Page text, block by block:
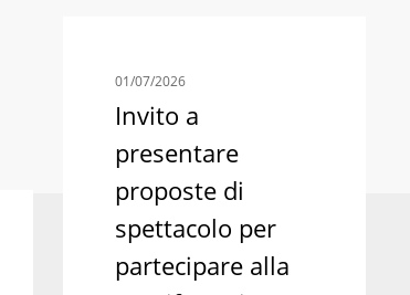
01/07/2026
Invito a
presentare
proposte di
spettacolo per
partecipare alla